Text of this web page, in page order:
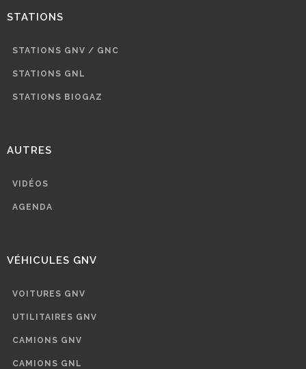
STATIONS
STATIONS GNV / GNC
STATIONS GNL
STATIONS BIOGAZ
AUTRES
VIDÉOS
AGENDA
VÉHICULES GNV
VOITURES GNV
UTILITAIRES GNV
CAMIONS GNV
CAMIONS GNL